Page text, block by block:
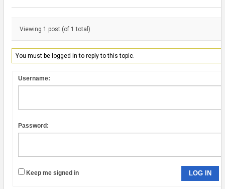
Viewing 1 post (of 1 total)
You must be logged in to reply to this topic.
Username:
Password:
Keep me signed in LOG IN